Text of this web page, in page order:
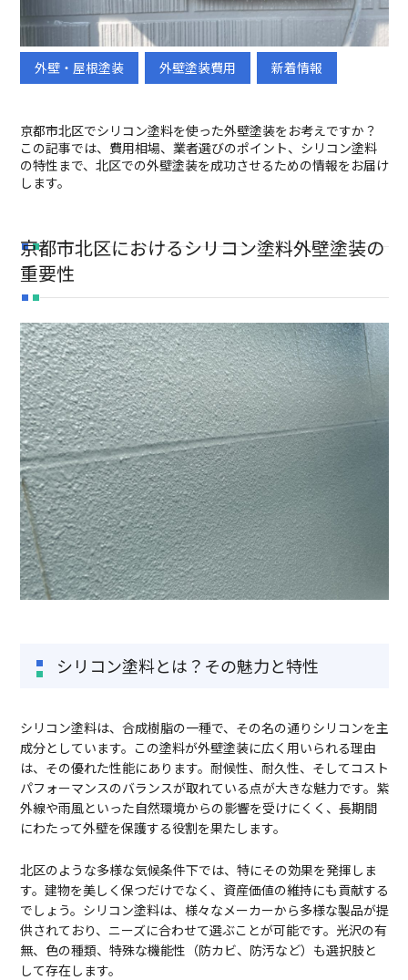
メニュー
施工事例
ブログ
会社概要
採用情報
外壁・屋根塗装 外壁塗装費用 新着情報
京都市北区でシリコン塗料を使った外壁塗装をお考えですか？
この記事では、費用相場、業者選びのポイント、シリコン塗料
の特性まで、北区での外壁塗装を成功させるための情報をお届け
します。
京都市北区におけるシリコン塗料外壁塗装の
重要性
シリコン塗料とは？その魅力と特性
シリコン塗料は、合成樹脂の一種で、その名の通りシリコンを主
成分としています。この塗料が外壁塗装に広く用いられる理由
は、その優れた性能にあります。耐候性、耐久性、そしてコスト
パフォーマンスのバランスが取れている点が大きな魅力です。紫
外線や雨風といった自然環境からの影響を受けにくく、長期間
にわたって外壁を保護する役割を果たします。
北区のような多様な気候条件下では、特にその効果を発揮しま
す。建物を美しく保つだけでなく、資産価値の維持にも貢献する
でしょう。シリコン塗料は、様々なメーカーから多様な製品が提
供されており、ニーズに合わせて選ぶことが可能です。光沢の有
無、色の種類、特殊な機能性（防カビ、防汚など）も選択肢と
して存在します。